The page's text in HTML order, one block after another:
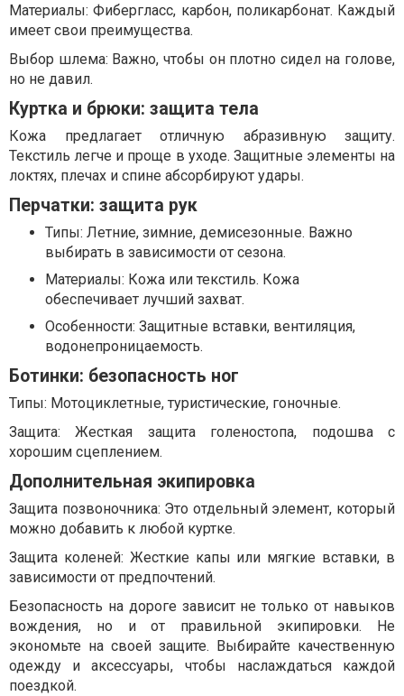
Материалы: Фибергласс, карбон, поликарбонат. Каждый
имеет свои преимущества.
Выбор шлема: Важно, чтобы он плотно сидел на голове,
но не давил.
Куртка и брюки: защита тела
Кожа предлагает отличную абразивную защиту.
Текстиль легче и проще в уходе. Защитные элементы на
локтях, плечах и спине абсорбируют удары.
Перчатки: защита рук
Типы: Летние, зимние, демисезонные. Важно
выбирать в зависимости от сезона.
Материалы: Кожа или текстиль. Кожа
обеспечивает лучший захват.
Особенности: Защитные вставки, вентиляция,
водонепроницаемость.
Ботинки: безопасность ног
Типы: Мотоциклетные, туристические, гоночные.
Защита: Жесткая защита голеностопа, подошва с
хорошим сцеплением.
Дополнительная экипировка
Защита позвоночника: Это отдельный элемент, который
можно добавить к любой куртке.
Защита коленей: Жесткие капы или мягкие вставки, в
зависимости от предпочтений.
Безопасность на дороге зависит не только от навыков
вождения, но и от правильной экипировки. Не
экономьте на своей защите. Выбирайте качественную
одежду и аксессуары, чтобы наслаждаться каждой
поездкой.